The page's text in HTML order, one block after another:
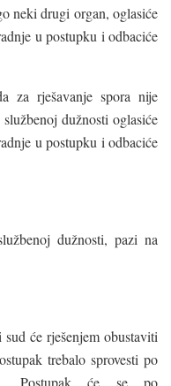
neki drugi organ, oglasiće
u postupku i odbaciće
za rješavanje spora nije
dužnosti oglasiće
u postupku i odbaciće
dužnosti, pazi na
će rješenjem obustaviti
trebalo sprovesti po
Postupak će se po